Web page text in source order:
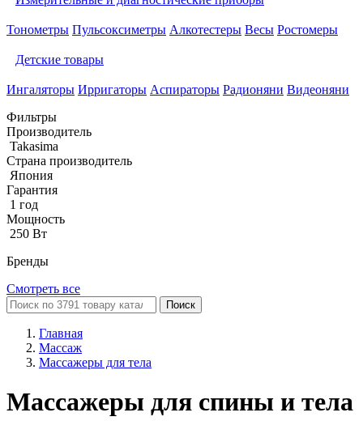
Тонометры Пульсоксиметры Алкотестеры Весы Ростомеры
Детские товары
Ингаляторы Ирригаторы Аспираторы Радионяни Видеоняни
Фильтры
Производитель
Takasima
Страна производитель
Япония
Гарантия
1 год
Мощность
250 Вт
Бренды
Смотреть все
Поиск
Главная
Массаж
Массажеры для тела
Массажеры для спины и тела